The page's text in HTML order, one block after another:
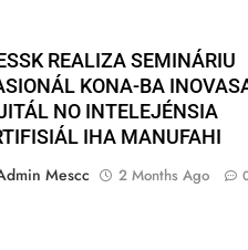
REALIZA SEMINÁRIU
KONA-BA
NO INTELEJÉNSIA
IHA MANUFAHI
Mescc
2 Months Ago